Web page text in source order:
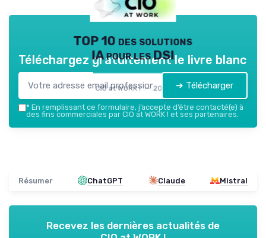
TOP 10 des solutions
IA pour les DSI
CIO at WORK ! — 2026
Téléchargez gratuitement le livre blanc
➔ Télécharger
* En remplissant ce formulaire, j’accepte d’être contacté(e) à
des fins commerciales par CIO at WORK ! et ses partenaires.
Résumer ChatGPT Claude Mistral
Recevez les dernières actualités de